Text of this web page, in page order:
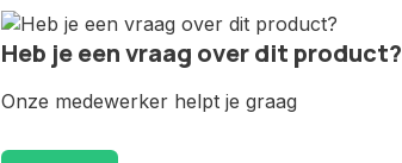
Heb je een vraag over dit product?
Onze medewerker helpt je graag